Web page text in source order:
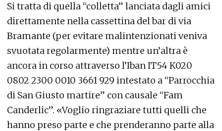
Si tratta di quella “colletta” lanciata dagli amici
direttamente nella cassettina del bar di via
Bramante (per evitare malintenzionati veniva
svuotata regolarmente) mentre un’altra è
ancora in corso attraverso l’Iban IT54 K020
0802 2300 0010 3661 929 intestato a “Parrocchia
di San Giusto martire” con causale “Fam
Canderlic”. «Voglio ringraziare tutti quelli che
hanno preso parte e che prenderanno parte alla